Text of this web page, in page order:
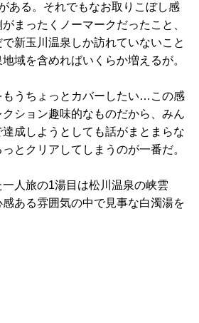
ある。それでもなお取りこぼし感
まったくノーマークだったこと、
新玉川温泉しか訪れていないこと
域を含めればいくらか増えるが。
もうちょっとカバーしたい…この感
ション趣味的なものだから、みん
成しようとしても話がまとまらな
とクリアしてしまうのが一番だ。
人旅の1湯目は松川温泉の峡雲
ある雰囲気の中で見事な白濁湯を